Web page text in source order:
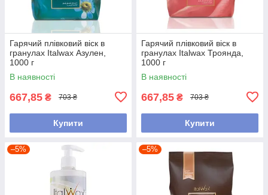
Гарячий плівковий віск в
гранулах Italwax Азулен,
1000 г
В наявності
667,85 ₴ 703 ₴
Купити
Гарячий плівковий віск в
гранулах Italwax Троянда,
1000 г
В наявності
667,85 ₴ 703 ₴
Купити
–5% –5%